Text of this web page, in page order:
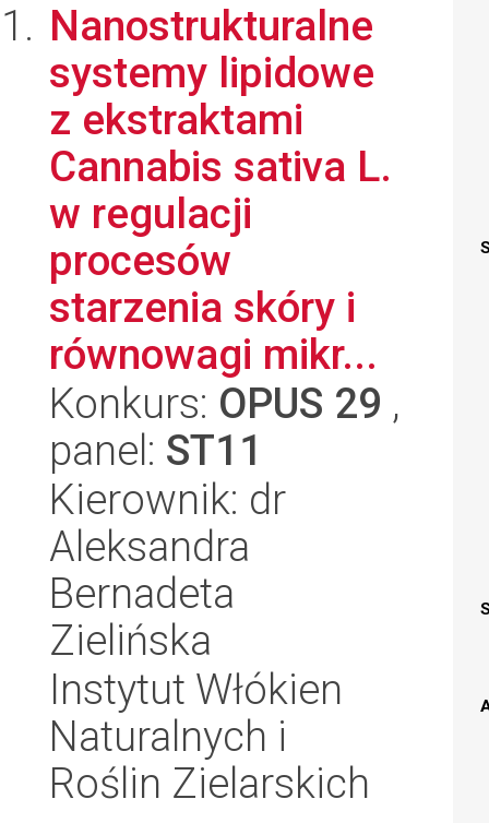
Nanostrukturalne
systemy lipidowe
z ekstraktami
Cannabis sativa L.
w regulacji
procesów
starzenia skóry i
równowagi mikr...
Konkurs: OPUS 29 ,
panel: ST11
Kierownik: dr
Aleksandra
Bernadeta
Zielińska
Instytut Włókien
Naturalnych i
Roślin Zielarskich